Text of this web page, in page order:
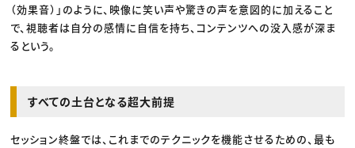
（効果音）」のように、映像に笑い声や驚きの声を意図的に加えること
で、視聴者は自分の感情に自信を持ち、コンテンツへの没入感が深ま
るという。
すべての土台となる超大前提
セッション終盤では、これまでのテクニックを機能させるための、最も